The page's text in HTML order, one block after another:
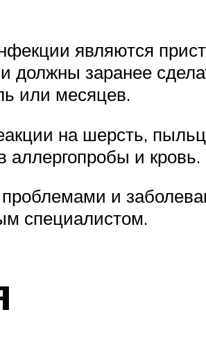
являются
должны заранее
или месяцев.
на шерсть,
аллергопробы и кровь.
и
специалистом.